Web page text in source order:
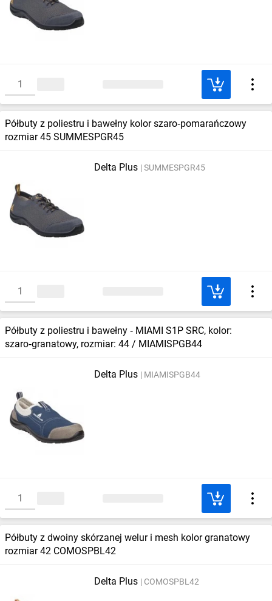
Półbuty z poliestru i bawełny kolor szaro‑pomarańczowy
rozmiar 45 SUMMESPGR45
Delta Plus SUMMESPGR45
Półbuty z poliestru i bawełny ‑ MIAMI S1P SRC, kolor: ​
szaro‑granatowy, rozmiar: 44 / MIAMISPGB44
Delta Plus MIAMISPGB44
Półbuty z dwoiny skórzanej welur i mesh kolor granatowy
rozmiar 42 COMOSPBL42
Delta Plus COMOSPBL42